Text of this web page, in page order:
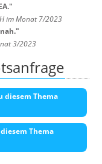
"
im Monat 7/2023
"
3/2023
diesem Thema
Thema